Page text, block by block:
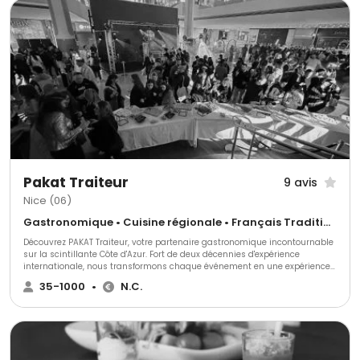
Pakat Traiteur 9 avis
Nice (06)
Gastronomique • Cuisine régionale • Français Traditionnel
Découvrez PAKAT Traiteur, votre partenaire gastronomique incontournable
sur la scintillante Côte d'Azur. Fort de deux décennies d'expérience
internationale, nous transformons chaque événement en une expérience
culinaire inoubliable. Goûtez à la différence avec PAKAT Traiteur!
35-1000 • N.C.